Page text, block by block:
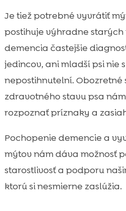
Je tiež potrebné vyvrátiť
postihuje výhradne starých
demencia častejšie
jedincov, ani mladší psi nie
nepostihnutelní. Obozretné
zdravotného stavu psa
rozpoznať príznaky a
Pochopenie demencie a
mýtov nám dáva možnosť
starostlivosť a podporu
ktorú si nesmierne zaslúžia.